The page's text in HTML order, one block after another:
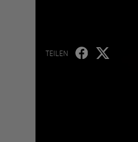
TEILEN